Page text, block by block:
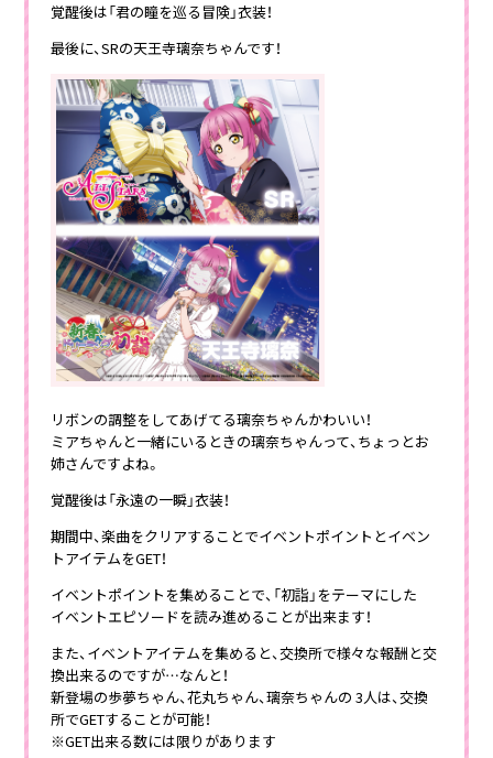
覚醒後は「君の瞳を巡る冒険」衣装！
最後に、SRの天王寺璃奈ちゃんです！
リボンの調整をしてあげてる璃奈ちゃんかわいい！
ミアちゃんと一緒にいるときの璃奈ちゃんって、ちょっとお
姉さんですよね。
覚醒後は「永遠の一瞬」衣装！
期間中、楽曲をクリアすることでイベントポイントとイベン
トアイテムをGET！
イベントポイントを集めることで、「初詣」をテーマにした
イベントエピソードを読み進めることが出来ます！
また、イベントアイテムを集めると、交換所で様々な報酬と交
換出来るのですが…なんと！
新登場の歩夢ちゃん、花丸ちゃん、璃奈ちゃんの 3人は、交換
所でGETすることが可能！
※GET出来る数には限りがあります